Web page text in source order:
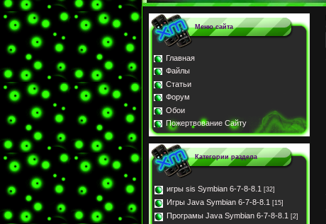
Меню сайта
Главная
Файлы
Статьи
Форум
Обои
Пожертвование Сайту
Категории раздела
игры sis Symbian 6-7-8-8.1 [32]
Игры Java Symbian 6-7-8-8.1 [15]
Програмы Java Symbian 6-7-8-8.1 [2]